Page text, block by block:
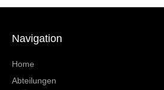
Navigation
Home
Abteilungen